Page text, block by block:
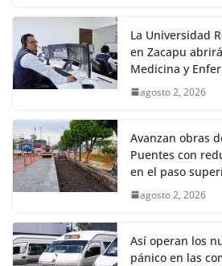
La Universidad
en Zacapu
Medicina y
agosto 2, 2026
Avanzan obras
Puentes con
en el paso
agosto 2, 2026
Así operan los
pánico en las